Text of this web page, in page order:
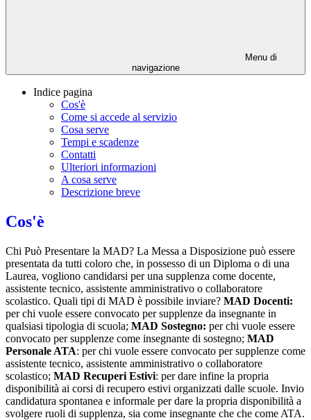
Menu di
navigazione
Indice pagina
Cos'è
Come si accede al servizio
Cosa serve
Tempi e scadenze
Contatti
Ulteriori informazioni
A cosa serve
Descrizione breve
Cos'è
Chi Può Presentare la MAD? La Messa a Disposizione può essere
presentata da tutti coloro che, in possesso di un Diploma o di una
Laurea, vogliono candidarsi per una supplenza come docente,
assistente tecnico, assistente amministrativo o collaboratore
scolastico. Quali tipi di MAD è possibile inviare? MAD Docenti:
per chi vuole essere convocato per supplenze da insegnante in
qualsiasi tipologia di scuola; MAD Sostegno: per chi vuole essere
convocato per supplenze come insegnante di sostegno; MAD
Personale ATA: per chi vuole essere convocato per supplenze come
assistente tecnico, assistente amministrativo o collaboratore
scolastico; MAD Recuperi Estivi: per dare infine la propria
disponibilità ai corsi di recupero estivi organizzati dalle scuole. Invio
candidatura spontanea e informale per dare la propria disponibilità a
svolgere ruoli di supplenza, sia come insegnante che che come ATA.